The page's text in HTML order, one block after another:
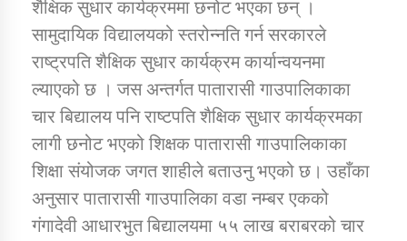
डिभिजन कार्यालय जुम्लाको सुचना सन्देश
कर्णाली प्रविधि शिक्षालय जुम्लाको सुचना
सामाजिक बिकास कार्यालय जुम्लाकाे सुचना
शैक्षिक सुधार कार्यक्रममा छनोट भएका छन् ।
सामुदायिक विद्यालयको स्तरोन्नति गर्न सरकारले
राष्ट्रपति शैक्षिक सुधार कार्यक्रम कार्यान्वयनमा
ल्याएको छ । जस अन्तर्गत पातारासी गाउपालिकाका
चार बिद्यालय पनि राष्टपति शैक्षिक सुधार कार्यक्रमका
लागी छनोट भएको शिक्षक पातारासी गाउपालिकाका
शिक्षा संयोजक जगत शाहीले बताउनु भएको छ। उहाँका
अनुसार पातारासी गाउपालिका वडा नम्बर एकको
गंगादेवी आधारभुत बिद्यालयमा ५५ लाख बराबरको चार